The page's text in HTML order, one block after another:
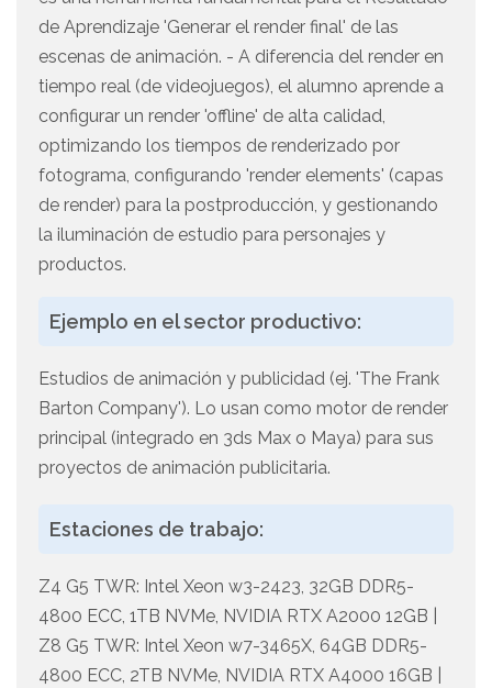
de Aprendizaje 'Generar el render final' de las
escenas de animación. - A diferencia del render en
tiempo real (de videojuegos), el alumno aprende a
configurar un render 'offline' de alta calidad,
optimizando los tiempos de renderizado por
fotograma, configurando 'render elements' (capas
de render) para la postproducción, y gestionando
la iluminación de estudio para personajes y
productos.
Ejemplo en el sector productivo:
Estudios de animación y publicidad (ej. 'The Frank
Barton Company'). Lo usan como motor de render
principal (integrado en 3ds Max o Maya) para sus
proyectos de animación publicitaria.
Estaciones de trabajo:
Z4 G5 TWR: Intel Xeon w3-2423, 32GB DDR5-
4800 ECC, 1TB NVMe, NVIDIA RTX A2000 12GB |
Z8 G5 TWR: Intel Xeon w7-3465X, 64GB DDR5-
4800 ECC, 2TB NVMe, NVIDIA RTX A4000 16GB |